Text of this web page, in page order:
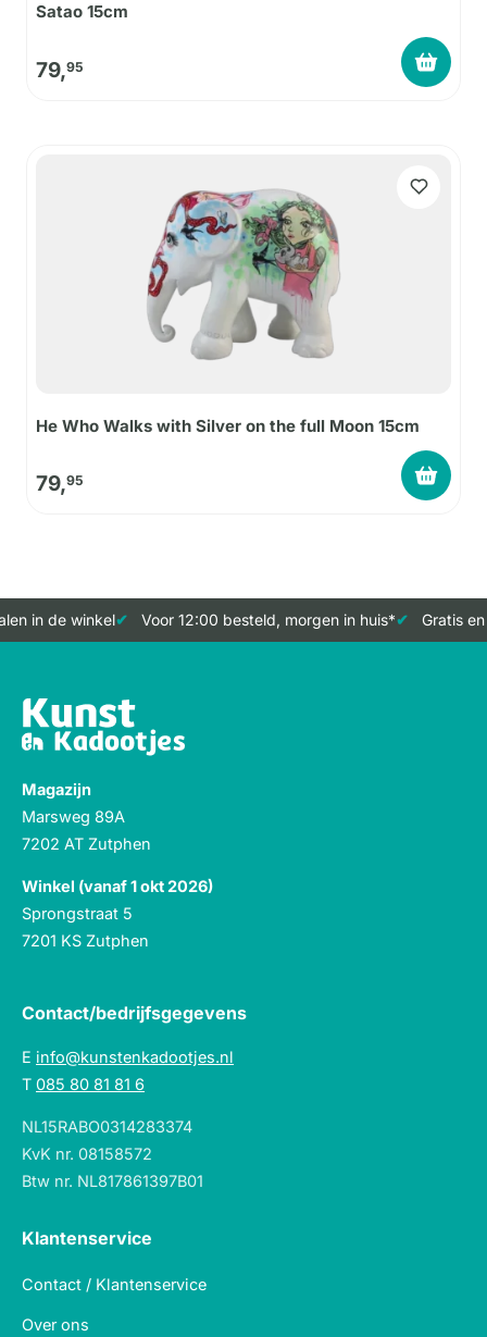
Satao 15cm
79,95
He Who Walks with Silver on the full Moon 15cm
79,95
in de winkel Voor 12:00 besteld, morgen in huis* Gratis
Magazijn
Marsweg 89A
7202 AT Zutphen
Winkel (vanaf 1 okt 2026)
Sprongstraat 5
7201 KS Zutphen
Contact/bedrijfsgegevens
E info@kunstenkadootjes.nl
T 085 80 81 81 6
NL15RABO0314283374
KvK nr. 08158572
Btw nr. NL817861397B01
Klantenservice
Contact / Klantenservice
Over ons